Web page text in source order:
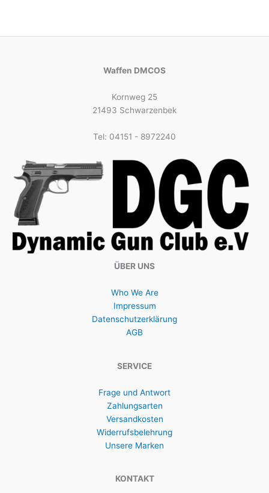
Waffen DMCOS
Kornweg 25
21493 Schwarzenbek
Tel: 04151 - 8972240
ÜBER UNS
Who We Are
Impressum
Datenschutzerklärung
AGB
SERVICE
Frage und Antwort
Zahlungsarten
Versandkosten
Widerrufsbelehrung
Unsere Marken
KONTAKT